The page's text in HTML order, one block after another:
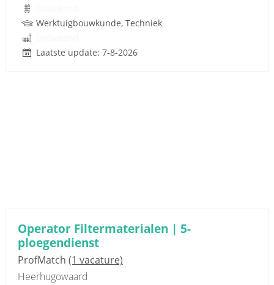
Werktuigbouwkunde, Techniek
Laatste update: 7-8-2026
Operator Filtermaterialen | 5-
ploegendienst
ProfMatch (1 vacature)
Heerhugowaard